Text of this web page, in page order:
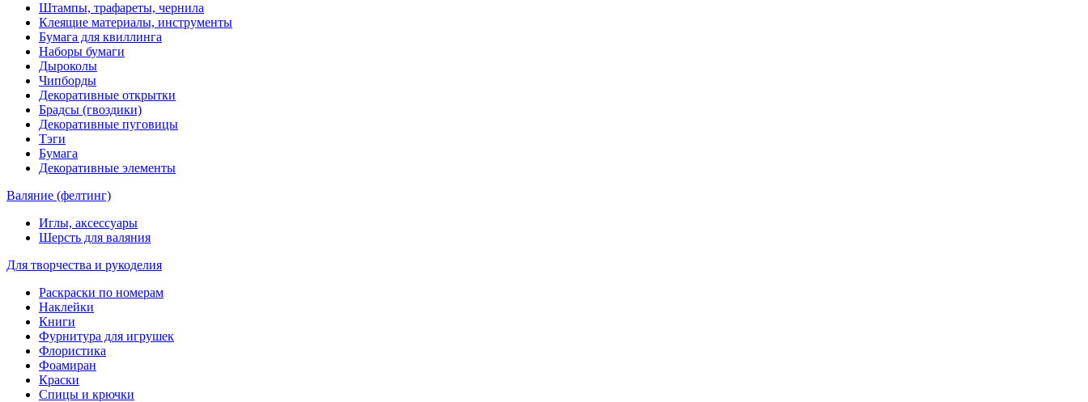
Штампы, трафареты, чернила
Клеящие материалы, инструменты
Бумага для квиллинга
Наборы бумаги
Дыроколы
Чипборды
Декоративные открытки
Брадсы (гвоздики)
Декоративные пуговицы
Тэги
Бумага
Декоративные элементы
Валяние (фелтинг)
Иглы, аксессуары
Шерсть для валяния
Для творчества и рукоделия
Раскраски по номерам
Наклейки
Книги
Фурнитура для игрушек
Флористика
Фоамиран
Краски
Спицы и крючки